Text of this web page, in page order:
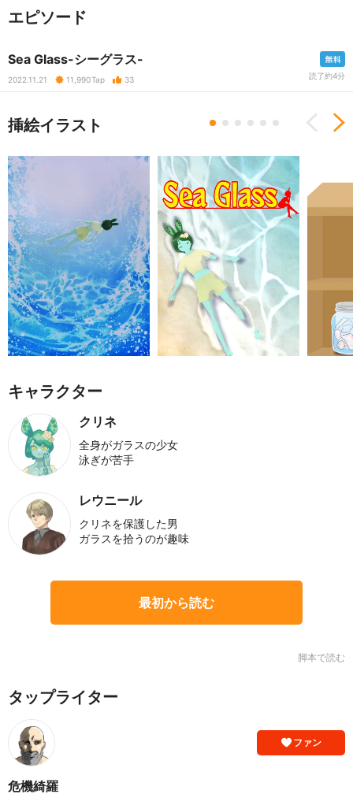
エピソード
Sea Glass-シーグラス-
2022.11.21 11,990Tap 33 読了約4分
挿絵イラスト Previous
キャラクター
クリネ
全身がガラスの少女
泳ぎが苦手
レウニール
クリネを保護した男
ガラスを拾うのが趣味
最初から読む
脚本で読む
タップライター
ファン
危機綺羅